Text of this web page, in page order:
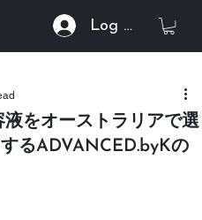
Log In
液をオーストラリアで選
るADVANCED.byKの